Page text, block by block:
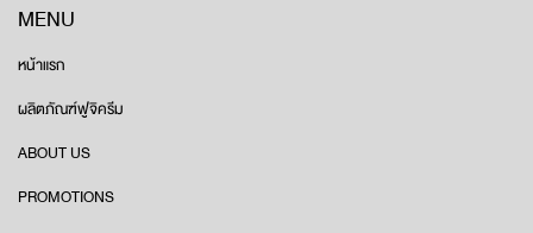
MENU
หน้าแรก
ผลิตภัณฑ์ฟูจิครีม
ABOUT US
PROMOTIONS